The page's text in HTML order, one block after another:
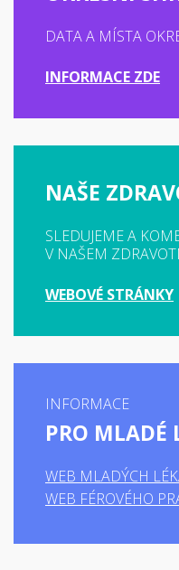
DATA A MÍSTA
INFORMACE ZDE
NAŠE
SLEDUJEME A
V NAŠEM
WEBOVÉ STRÁNKY
INFORMACE
PRO MLADÉ
WEB MLADÝCH
WEB FÉROVÉHO